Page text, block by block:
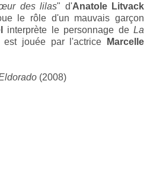
des lilas" d'Anatole Litvack
le rôle d'un mauvais garçon
interprète le personnage deLa
est jouée par l'actrice
Marcelle
(2008)